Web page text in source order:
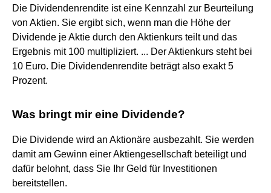
Die Dividendenrendite ist eine Kennzahl zur Beurteilung
von Aktien. Sie ergibt sich, wenn man die Höhe der
Dividende je Aktie durch den Aktienkurs teilt und das
Ergebnis mit 100 multipliziert. ... Der Aktienkurs steht bei
10 Euro. Die Dividendenrendite beträgt also exakt 5
Prozent.
Was bringt mir eine Dividende?
Die Dividende wird an Aktionäre ausbezahlt. Sie werden
damit am Gewinn einer Aktiengesellschaft beteiligt und
dafür belohnt, dass Sie Ihr Geld für Investitionen
bereitstellen.